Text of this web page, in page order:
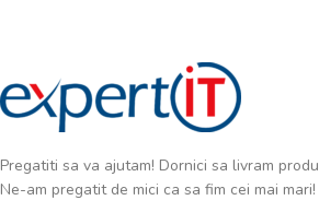
Pregatiti sa va ajutam! Dornici sa livram
Ne-am pregatit de mici ca sa fim cei mai mari!